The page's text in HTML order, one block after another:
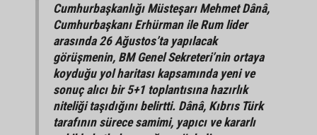
Cumhurbaşkanlığı Müsteşarı Mehmet Dânâ,
Cumhurbaşkanı Erhürman ile Rum lider
arasında 26 Ağustos’ta yapılacak
görüşmenin, BM Genel Sekreteri’nin ortaya
koyduğu yol haritası kapsamında yeni ve
sonuç alıcı bir 5+1 toplantısına hazırlık
niteliği taşıdığını belirtti. Dânâ, Kıbrıs Türk
tarafının sürece samimi, yapıcı ve kararlı